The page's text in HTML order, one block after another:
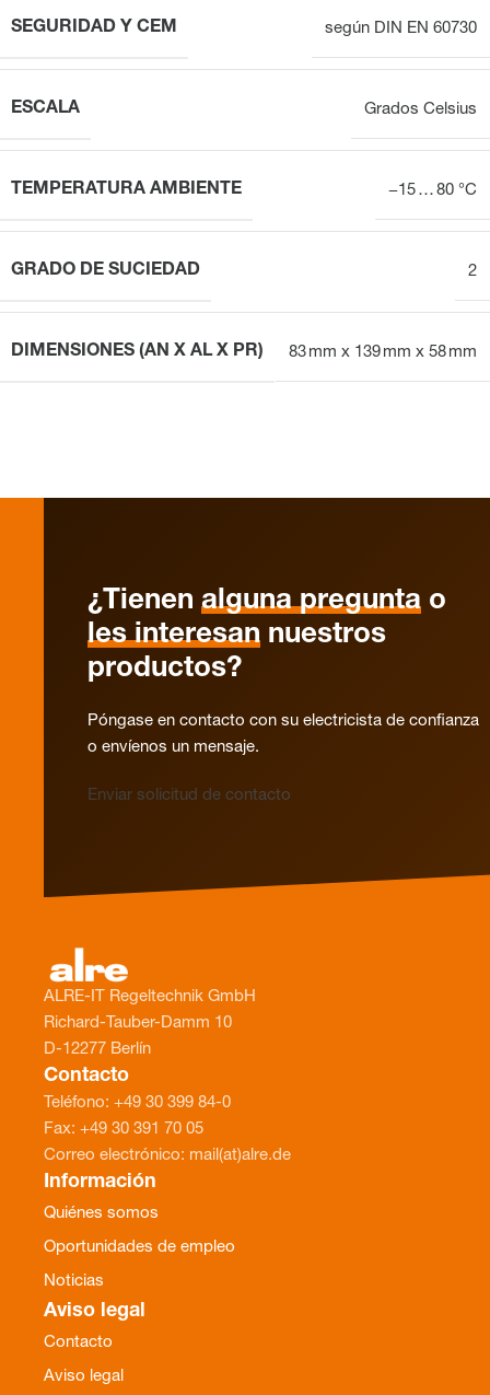
SEGURIDAD Y CEM según DIN EN 60730
ESCALA Grados Celsius
TEMPERATURA AMBIENTE −15 … 80 °C
GRADO DE SUCIEDAD 2
DIMENSIONES (AN X AL X PR) 83 mm x 139 mm x 58 mm
¿Tienen alguna pregunta o
les interesan nuestros
productos?
Póngase en contacto con su electricista de confianza
o envíenos un mensaje.
Enviar solicitud de contacto
ALRE-IT Regeltechnik GmbH
Richard-Tauber-Damm 10
D-12277 Berlín
Contacto
Teléfono: +49 30 399 84-0
Fax: +49 30 391 70 05
Correo electrónico: mail(at)alre.de
Información
Quiénes somos
Oportunidades de empleo
Noticias
Aviso legal
Contacto
Aviso legal